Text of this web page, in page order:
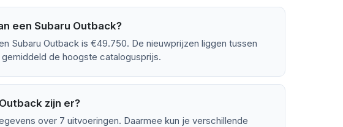
een Subaru Outback?
Subaru Outback is €49.750. De nieuwprijzen liggen tussen
de hoogste catalogusprijs.
zijn er?
over 7 uitvoeringen. Daarmee kun je verschillende